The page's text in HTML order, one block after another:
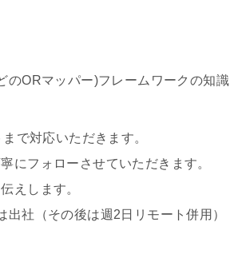
マッパー)フレームワークの知識
で対応いただきます。
ォローさせていただきます。
します。
社（その後は週2日リモート併用）